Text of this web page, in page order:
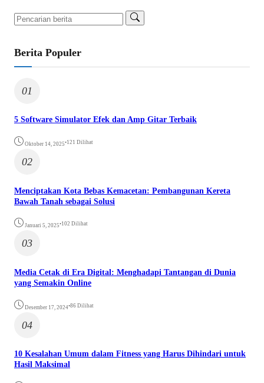
Berita Populer
01
5 Software Simulator Efek dan Amp Gitar Terbaik
Oktober 14, 2025•121 Dilihat
02
Menciptakan Kota Bebas Kemacetan: Pembangunan Kereta
Bawah Tanah sebagai Solusi
Januari 5, 2025•102 Dilihat
03
Media Cetak di Era Digital: Menghadapi Tantangan di Dunia
yang Semakin Online
Desember 17, 2024•86 Dilihat
04
10 Kesalahan Umum dalam Fitness yang Harus Dihindari untuk
Hasil Maksimal